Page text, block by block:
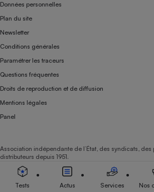
Données personnelles
Plan du site
Newsletter
Conditions générales
Paramétrer les traceurs
Questions fréquentes
Droits de reproduction et de diffusion
Mentions légales
Panel
Association indépendante de l’État, des syndicats, des
distributeurs depuis 1951.
Tests Actus Services Nos